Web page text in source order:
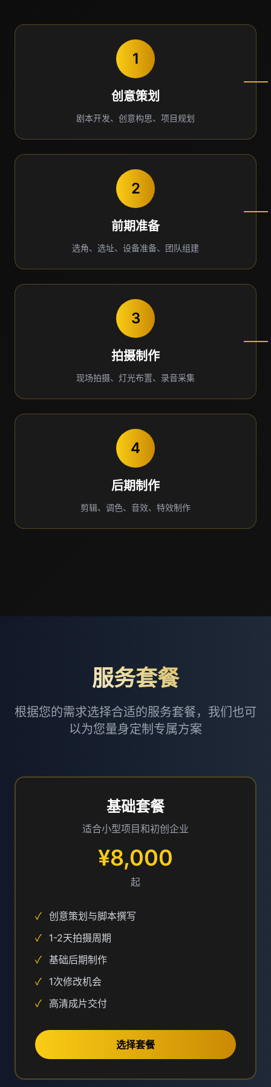
1
创意策划
剧本开发、创意构思、项目规划
2
前期准备
选角、选址、设备准备、团队组建
3
拍摄制作
现场拍摄、灯光布置、录音采集
4
后期制作
剪辑、调色、音效、特效制作
服务套餐
根据您的需求选择合适的服务套餐，我们也可
以为您量身定制专属方案
基础套餐
适合小型项目和初创企业
¥8,000
起
✓ 创意策划与脚本撰写
✓ 1-2天拍摄周期
✓ 基础后期制作
✓ 1次修改机会
✓
高清成片交付
选择套餐